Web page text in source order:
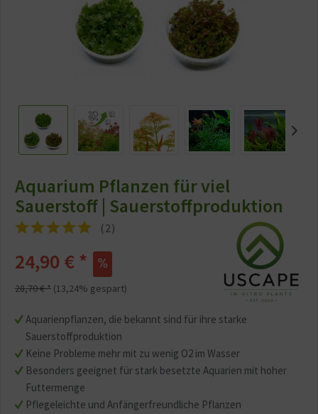
Aquarium Pflanzen für viel
Sauerstoff | Sauerstoffproduktion
(2)
Aquarienpflanzen, die bekannt sind für ihre starke
Sauerstoffproduktion
Keine Probleme mehr mit zu wenig O2 im Wasser
Besonders geeignet für stark besetzte Aquarien mit hoher
Futtermenge
Pflegeleichte und Anfängerfreundliche Pflanzen
24,90 € *
28,70 € * (13,24% gespart)